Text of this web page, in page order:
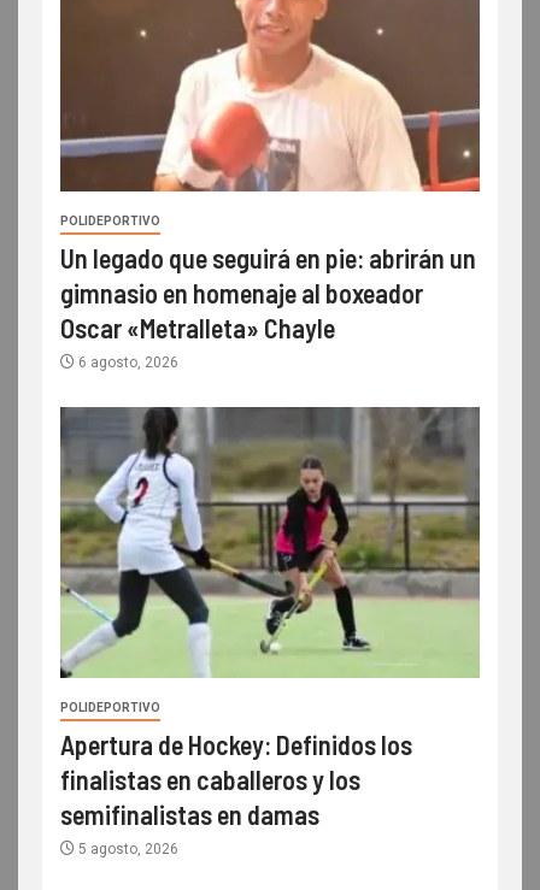
POLIDEPORTIVO
Un legado que seguirá en pie: abrirán un
gimnasio en homenaje al boxeador
Oscar «Metralleta» Chayle
6 agosto, 2026
POLIDEPORTIVO
Apertura de Hockey: Definidos los
finalistas en caballeros y los
semifinalistas en damas
5 agosto, 2026